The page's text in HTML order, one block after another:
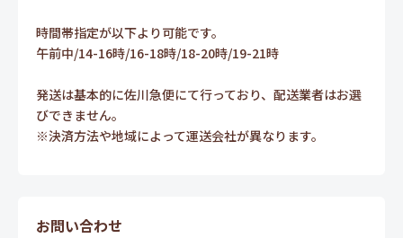
時間帯指定が以下より可能です。
午前中/14-16時/16-18時/18-20時/19-21時
発送は基本的に佐川急便にて行っており、配送業者はお選
びできません。
※決済方法や地域によって運送会社が異なります。
お問い合わせ